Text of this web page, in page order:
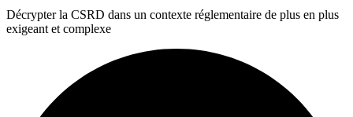
Décrypter la CSRD dans un contexte réglementaire de plus en plus
exigeant et complexe